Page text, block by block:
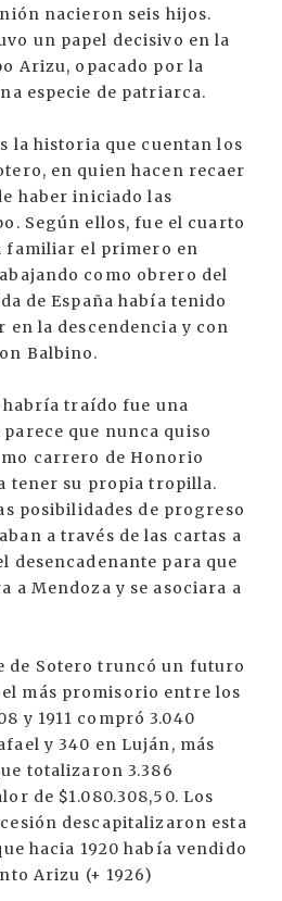
nacieron seis hijos.
un papel decisivo en la
Arizu, opacado por la
especie de patriarca.
la historia que cuentan los
en quien hacen recaer
haber iniciado las
Según ellos, fue el cuarto
familiar el primero en
como obrero del
de España había tenido
en la descendencia y con
Balbino.
traído fue una
que nunca quiso
carrero de Honorio
tener su propia tropilla.
posibilidades de progreso
a través de las cartas a
desencadenante para que
a Mendoza y se asociara a
de Sotero truncó un futuro
más promisorio entre los
y 1911 compró 3.040
y 340 en Luján, más
totalizaron 3.386
de $1.080.308,50. Los
descapitalizaron esta
hacia 1920 había vendido
Arizu (+ 1926)